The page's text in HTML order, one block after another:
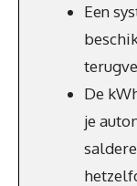
Een
De
je